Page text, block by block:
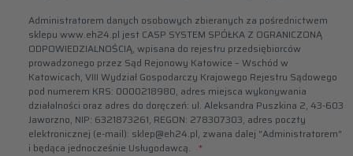
Administratorem danych osobowych zbieranych za pośrednictwem
sklepu www.eh24.pl jest CASP SYSTEM SPÓŁKA Z OGRANICZONĄ
ODPOWIEDZIALNOŚCIĄ, wpisana do rejestru przedsiębiorców
prowadzonego przez Sąd Rejonowy Katowice – Wschód w
Katowicach, VIII Wydział Gospodarczy Krajowego Rejestru Sądowego
pod numerem KRS: 0000218980, adres miejsca wykonywania
działalności oraz adres do doręczeń: ul. Aleksandra Puszkina 2, 43-603
Jaworzno, NIP: 6321873261, REGON: 278307303, adres poczty
elektronicznej (e-mail): sklep@eh24.pl, zwana dalej "Administratorem"
i będąca jednocześnie Usługodawcą.